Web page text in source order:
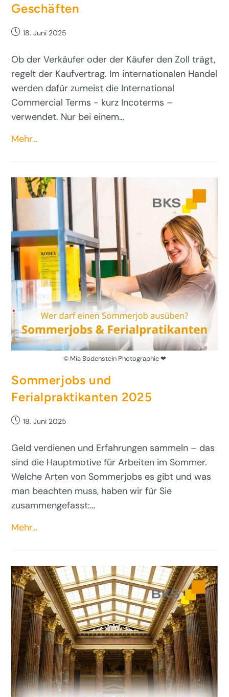
Geschäften
18. Juni 2025
Ob der Verkäufer oder der Käufer den Zoll trägt,
regelt der Kaufvertrag. Im internationalen Handel
werden dafür zumeist die International
Commercial Terms - kurz Incoterms –
verwendet. Nur bei einem…
Mehr…
© Mia Bodenstein Photographie ❤
Sommerjobs und
Ferialpraktikanten 2025
18. Juni 2025
Geld verdienen und Erfahrungen sammeln – das
sind die Hauptmotive für Arbeiten im Sommer.
Welche Arten von Sommerjobs es gibt und was
man beachten muss, haben wir für Sie
zusammengefasst:…
Mehr…